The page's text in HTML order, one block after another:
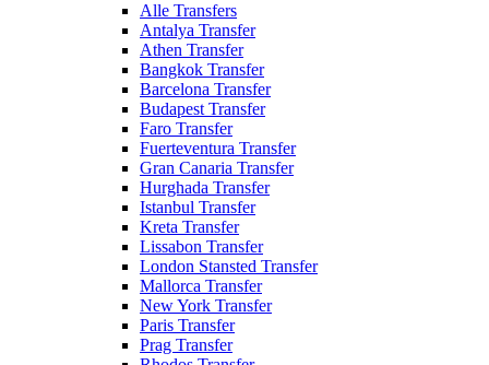
Alle Transfers
Antalya Transfer
Athen Transfer
Bangkok Transfer
Barcelona Transfer
Budapest Transfer
Faro Transfer
Fuerteventura Transfer
Gran Canaria Transfer
Hurghada Transfer
Istanbul Transfer
Kreta Transfer
Lissabon Transfer
London Stansted Transfer
Mallorca Transfer
New York Transfer
Paris Transfer
Prag Transfer